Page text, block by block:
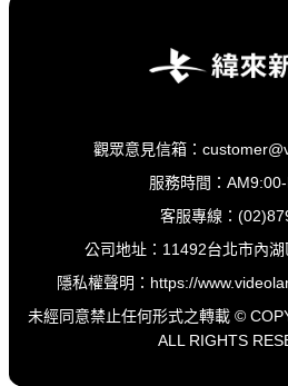
觀眾意見信箱：
服務時間：
客服專線：
公司地址：11492台北市內
隱私權聲明： https://
未經同意禁止任何形式之轉載 ©
ALL RIGHTS